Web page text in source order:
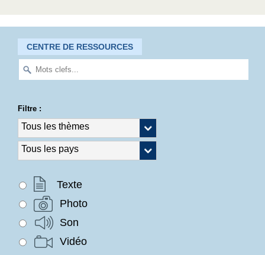
CENTRE DE RESSOURCES
Filtre :
Texte
Photo
Son
Vidéo